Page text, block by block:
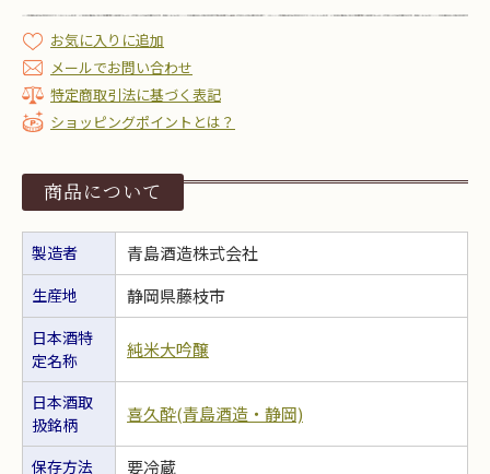
お気に入りに追加
メールでお問い合わせ
特定商取引法に基づく表記
ショッピングポイントとは？
商品について
製造者 青島酒造株式会社
生産地 静岡県藤枝市
日本酒特
定名称
純米大吟醸
日本酒取
扱銘柄
喜久酔(青島酒造・静岡)
保存方法 要冷蔵